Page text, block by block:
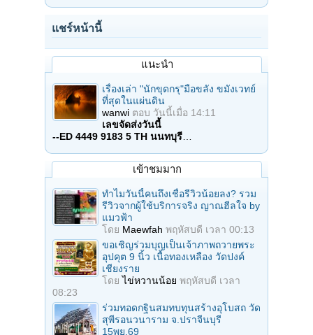
แชร์หน้านี้
แนะนำ
เรื่องเล่า "นักขุดกรุ"มือขลัง ขมังเวทย์
ที่สุดในแผ่นดิน
wanwi ตอบ วันนี้เมื่อ 14:11
เลขจัดส่งวันนี้
--ED 4449 9183 5 TH นนทบุรี
เข้าชมมาก
ทำไมวันนี้คนถึงเชื่อรีวิวน้อยลง? รวม
รีวิวจากผู้ใช้บริการจริง ญาณฮีลใจ by
แมวฟ้า
โดย Maewfah พฤหัสบดี เวลา 00:13
ขอเชิญร่วมบุญเป็นเจ้าภาพถวายพระ
อุปคุต 9 นิ้ว เนื้อทองเหลือง วัดปงค์
เชียงราย
โดยไข่หวานน้อย พฤหัสบดี เวลา
08:23
ร่วมทอดกฐินสมทบทุนสร้างอุโบสถ วัด
สุพีรอนวนาราม จ.ปราจีนบุรี
15พย.69